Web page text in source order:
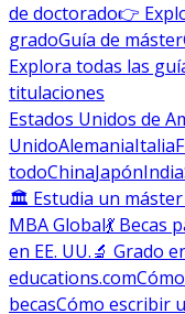
de doctorado👉
gradoGuía de máster
Explora todas las
titulaciones
Estados Unidos de
UnidoAlemaniaItalia
todoChinaJapónIndia
🏛 Estudia un
MBA Global💃 Becas
en EE. UU.🔬 Grado
educations.com
becasCómo escribir